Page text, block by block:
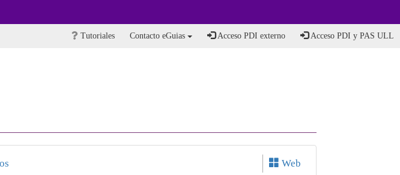
Tutoriales Contacto eGuias Acceso PDI externo Acceso PDI y PAS ULL
Web